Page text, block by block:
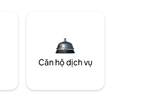
Căn hộ dịch vụ